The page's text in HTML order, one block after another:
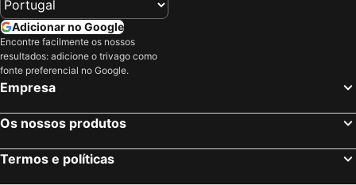
Stone Beach Club
Cokes Beach House
Dream Inn Sun Beach
Club Med Finolhu Villas
Adicionar no Google
Encontre facilmente os nossos
resultados: adicione o trivago como
fonte preferencial no Google.
Empresa
Os nossos produtos
Termos e políticas